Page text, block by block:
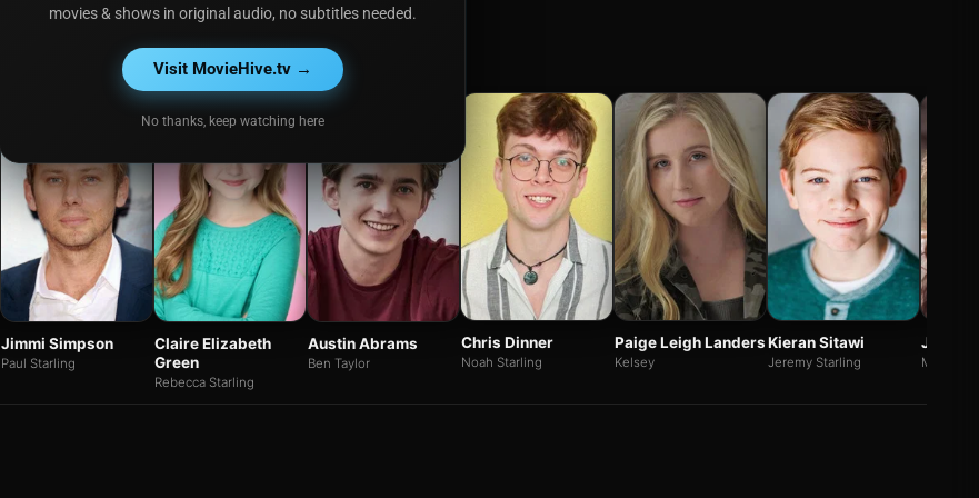
Jimmi Simpson
Paul Starling
Claire Elizabeth
Green
Rebecca Starling
Austin Abrams
Ben Taylor
Chris Dinner
Noah Starling
Paige Leigh Landers
Kelsey
Kieran Sitawi
Jeremy Starling Misty
movies & shows in original audio, no subtitles needed.
Visit MovieHive.tv →
No thanks, keep watching here